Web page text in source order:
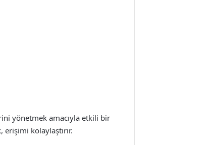
yönetmek amacıyla etkili bir
kolaylaştırır.